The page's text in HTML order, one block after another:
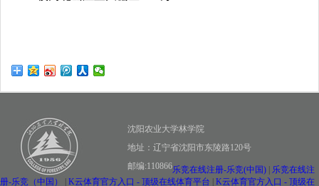
沈阳农业大学林学院
地址：辽宁省沈阳市东陵路120号
邮编:110866乐竞在线注册-乐竞(中国)
乐竞在线注
册-乐竞（中国）
K云体育官方入口 - 顶级在线体育平台 K云体育官方入口 - 顶级在